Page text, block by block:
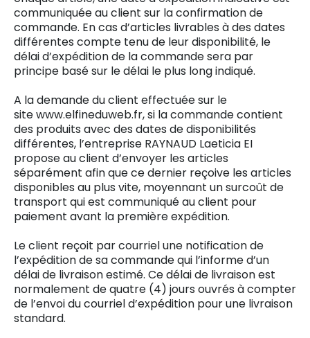
communiquée au client sur la confirmation de
commande. En cas d’articles livrables à des dates
différentes compte tenu de leur disponibilité, le
délai d’expédition de la commande sera par
principe basé sur le délai le plus long indiqué.
A la demande du client effectuée sur le
site www.elfineduweb.fr, si la commande contient
des produits avec des dates de disponibilités
différentes, l’entreprise RAYNAUD Laeticia EI
propose au client d’envoyer les articles
séparément afin que ce dernier reçoive les articles
disponibles au plus vite, moyennant un surcoût de
transport qui est communiqué au client pour
paiement avant la première expédition.
Le client reçoit par courriel une notification de
l’expédition de sa commande qui l’informe d’un
délai de livraison estimé. Ce délai de livraison est
normalement de quatre (4) jours ouvrés à compter
de l’envoi du courriel d’expédition pour une livraison
standard.